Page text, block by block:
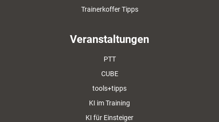
Trainerkoffer Tipps
Veranstaltungen
PTT
CUBE
tools+tipps
KI im Training
KI für Einsteiger